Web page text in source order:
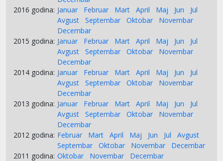
2016 godina: Januar Februar Mart April Maj Jun
Jul
Avgust
Septembar Oktobar
Novembar
Decembar
2015 godina: Januar Februar Mart April Maj Jun
Jul
Avgust
Septembar Oktobar
Novembar
Decembar
2014 godina: Januar Februar Mart April Maj Jun
Jul
Avgust
Septembar Oktobar
Novembar
Decembar
2013 godina: Januar Februar Mart April Maj Jun
Jul
Avgust
Septembar Oktobar
Novembar
Decembar
2012 godina: Februar Mart April Maj Jun Jul
Avgust
Septembar
Oktobar Novembar
Decembar
2011 godina: Oktobar Novembar Decembar